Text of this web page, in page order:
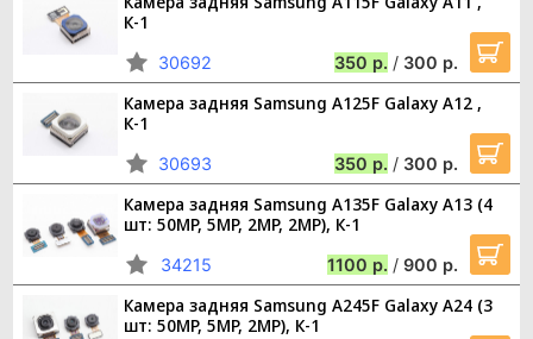
К-1
30692 350 / 300
Камера задняя Samsung A125F Galaxy A12 ,
К-1
30693 350 / 300
Камера задняя Samsung A135F Galaxy A13 (4
шт: 50MP, 5MP, 2MP, 2MP), К-1
34215 1100 / 900
Камера задняя Samsung A245F Galaxy A24 (3
шт: 50MP, 5MP, 2MP), К-1